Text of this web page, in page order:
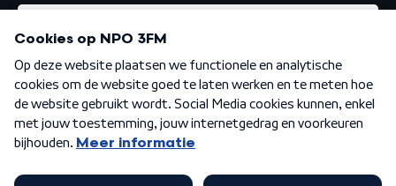
Algemene voorwaarden Privacybeleid